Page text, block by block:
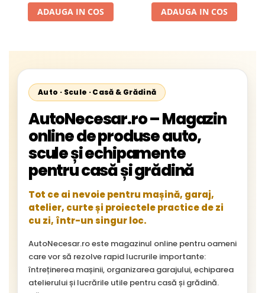
ADAUGA IN COS
Neoplan Euroliner,
Starliner,Centroliner,
ADAUGA IN COS
Auto · Scule · Casă & Grădină
AutoNecesar.ro – Magazin
online de produse auto,
scule și echipamente
pentru casă și grădină
Tot ce ai nevoie pentru mașină, garaj,
atelier, curte și proiectele practice de zi
cu zi, într-un singur loc.
AutoNecesar.ro este magazinul online pentru oameni
care vor să rezolve rapid lucrurile importante:
întreținerea mașinii, organizarea garajului, echiparea
atelierului și lucrările utile pentru casă și grădină.